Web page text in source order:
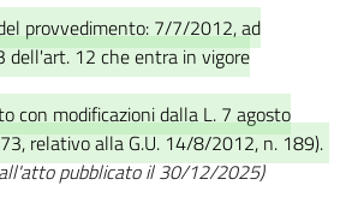
provvedimento: 7/7/2012, ad
dell'art. 12 che entra in vigore
con modificazioni dalla L. 7 agosto
relativo alla G.U. 14/8/2012, n. 189).
pubblicato il 30/12/2025)